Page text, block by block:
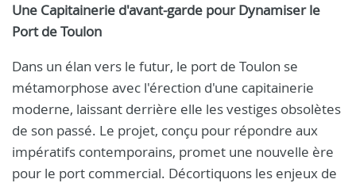
Une Capitainerie d'avant-garde pour Dynamiser le
Port de Toulon
Dans un élan vers le futur, le port de Toulon se
métamorphose avec l'érection d'une capitainerie
moderne, laissant derrière elle les vestiges obsolètes
de son passé. Le projet, conçu pour répondre aux
impératifs contemporains, promet une nouvelle ère
pour le port commercial. Décortiquons les enjeux de